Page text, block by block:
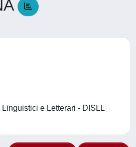
e Letterari - DISLL